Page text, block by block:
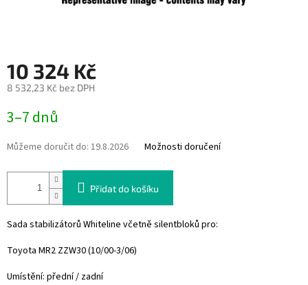
10 324 Kč
8 532,23 Kč bez DPH
cena:
3–7 dnů
Můžeme doručit do: 19.8.2026 Možnosti doručení
Přidat do košíku
Sada stabilizátorů Whiteline včetně silentbloků pro:
Toyota MR2 ZZW30 (10/00-3/06)
Umístění: přední / zadní